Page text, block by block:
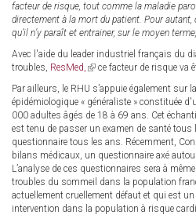
facteur de risque, tout comme la maladie
directement à la mort du patient. Pour autant,
qu’il n’y paraît et entrainer, sur le moyen
Avec l'aide du leader industriel français du
troubles, ResMed, (link
external)
ce facteur de risque va
Par ailleurs, le RHU s’appuie également sur
épidémiologique « généraliste » constituée
000 adultes âgés de 18 à 69 ans. Cet
est tenu de passer un examen de santé tous
questionnaire tous les ans. Récemment,
bilans médicaux, un questionnaire axé
L’analyse de ces questionnaires sera à
troubles du sommeil dans la population
actuellement cruellement défaut et qui est
intervention dans la population à risque